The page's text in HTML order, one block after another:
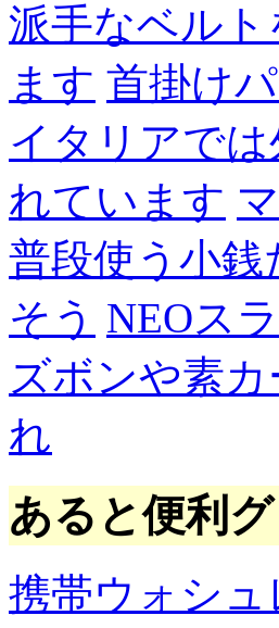
派手なベル
ます 首掛け
イタリアで
れています
普段使う小
そう NEOス
ズボンや素
れ
あると便利
携帯ウォシュ